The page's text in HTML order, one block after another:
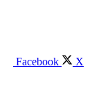
Facebook X